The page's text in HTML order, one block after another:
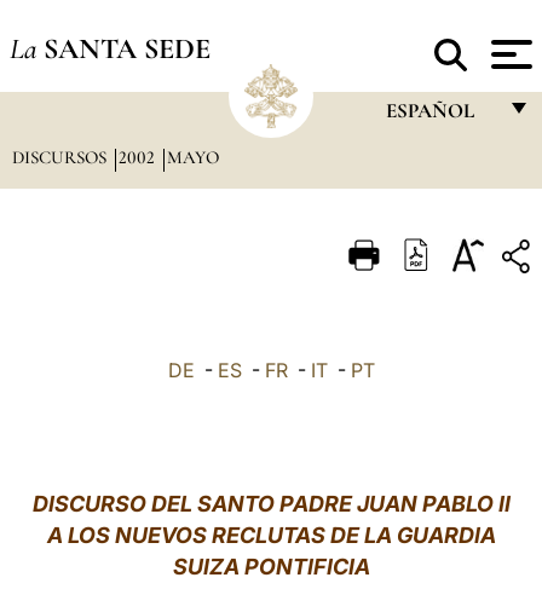
La SANTA SEDE
ESPAÑOL
ITALIANO
中文
DISCURSOS 2002 MAYO
DE - ES- FR- IT- PT
DISCURSO DEL SANTO PADRE JUAN PABLO II
A LOS NUEVOS RECLUTAS DE LA GUARDIA
SUIZA PONTIFICIA